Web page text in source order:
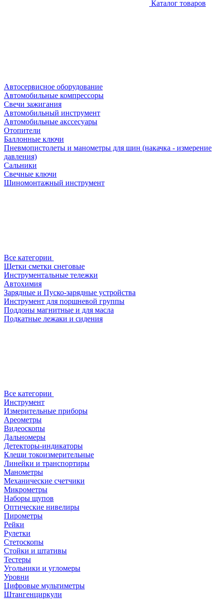
Каталог товаров
Автосервисное оборудование
Автомобильные компрессоры
Свечи зажигания
Автомобильный инструмент
Автомобильные акссесуары
Отопители
Баллонные ключи
Пневмопистолеты и манометры для шин (накачка - измерение
давления)
Сальники
Свечные ключи
Шиномонтажный инструмент
Все категории
Щетки сметки снеговые
Инструментальные тележки
Автохимия
Зарядные и Пуско-зарядные устройства
Инструмент для поршневой группы
Поддоны магнитные и для масла
Подкатные лежаки и сидения
Все категории
Инструмент
Измерительные приборы
Ареометры
Видеоскопы
Дальномеры
Детекторы-индикаторы
Клещи токоизмерительные
Линейки и транспортиры
Манометры
Механические счетчики
Микрометры
Наборы щупов
Оптические нивелиры
Пирометры
Рейки
Рулетки
Стетоскопы
Стойки и штативы
Тестеры
Угольники и угломеры
Уровни
Цифровые мультиметры
Штангенциркули